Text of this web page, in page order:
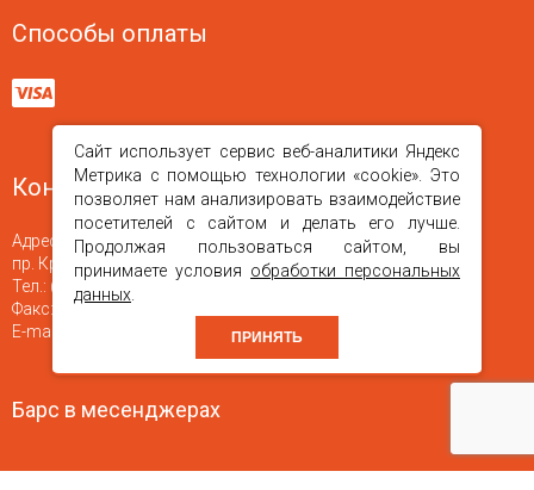
Способы оплаты
Контакты
Адрес: 660010,г. Красноярск
пр. Красноярский Рабочий, 150 стр. 46, офис 16
Тел.: (391) 251-04-40
+7 (923) 354-84-74
Факс:
(391) +7 (391) 245-71-22
Е-mail:
Барс в месенджерах
Сайт использует сервис веб-аналитики Яндекс
Метрика с помощью технологии «cookie». Это
позволяет нам анализировать взаимодействие
посетителей с сайтом и делать его лучше.
Продолжая пользоваться сайтом, вы
принимаете условия обработки персональных
данных
ПРИНЯТЬ